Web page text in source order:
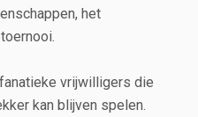
het
vrijwilligers die
kan blijven spelen.